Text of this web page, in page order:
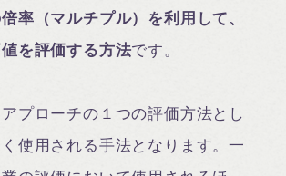
率（マルチプル）を利用して、
を評価する方法です。
プローチの１つの評価方法とし
使用される手法となります。一